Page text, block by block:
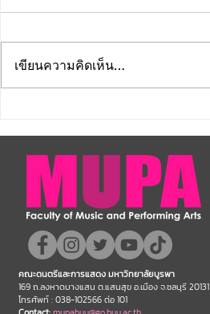
มหาวิทยาลัยบูรพา ขอแสดง
ความยินดี กับคณาจารย์ของ
คณะฯ ที่ได้รับการตอบรับให้นำ
เสนอผลงานวิชาการ ในงาน
ประชุมวิชาการระดับชาติและ
นานาชาติ "ศิลปกรรมวิจัย"
ประจำปี 2569 (FAR 12)
เขียนความคิดเห็น…
คณะดนตรีและการแสดง มหาวิทยาลัยบูรพา
169 ถ.ลงหาดบางแสน ต.แสนสุข อ.เมือง จ.ชลบุรี 20131
โทรศัพท์ : 038-102566 ต่อ 101